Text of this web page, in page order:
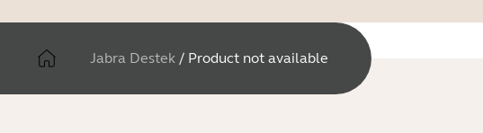
Jabra Destek / Product not available